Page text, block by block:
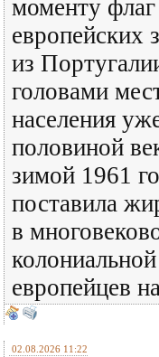
моменту флаг
европейских
из
головами
населения
половиной
зимой 1961
поставила
в
европейцев
02.08.2026 11:22